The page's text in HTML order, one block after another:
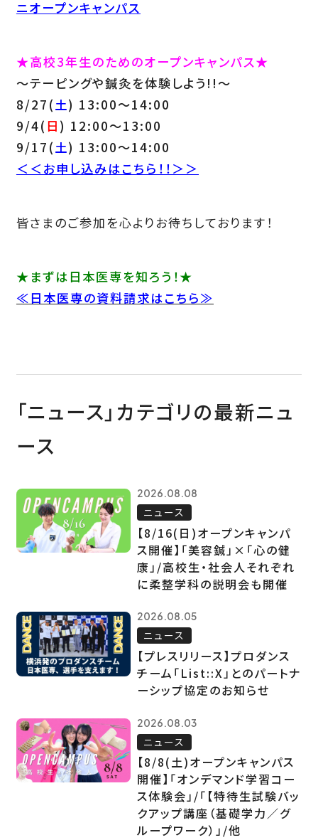
ニオープンキャンパス
★高校3年生のためのオープンキャンパス★
～テーピングや鍼灸を体験しよう!!～
8/27( 土) 13:00～14:00
9/4( 日 ) 12:00～13:00
9/17( 土) 13:00～14:00
＜＜お申し込みはこちら！！＞＞
皆さまのご参加を心よりお待ちしております！
★まずは日本医専を知ろう！★
≪日本医専の資料請求はこちら≫
「ニュース」カテゴリの最新ニュ
ース
2026.08.08
ニュース
【8/16(日)オープンキャンパ
ス開催】「美容鍼」×「心の健
康」/高校生・社会人それぞれ
に柔整学科の説明会も開催
2026.08.05
ニュース
【プレスリリース】プロダンス
チーム「List::X」とのパートナ
ーシップ協定のお知らせ
2026.08.03
ニュース
【8/8(土)オープンキャンパス
開催】「オンデマンド学習コー
ス体験会」/「【特待生試験バッ
クアップ講座（基礎学力／グ
ループワーク）」/他